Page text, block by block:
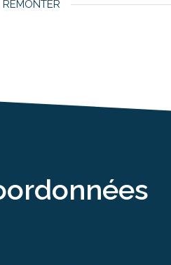
REMONTER